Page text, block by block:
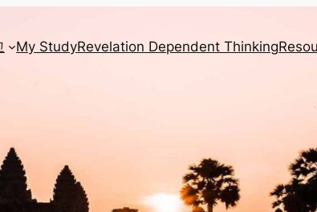
My StudyRevelation Dependent Thinking